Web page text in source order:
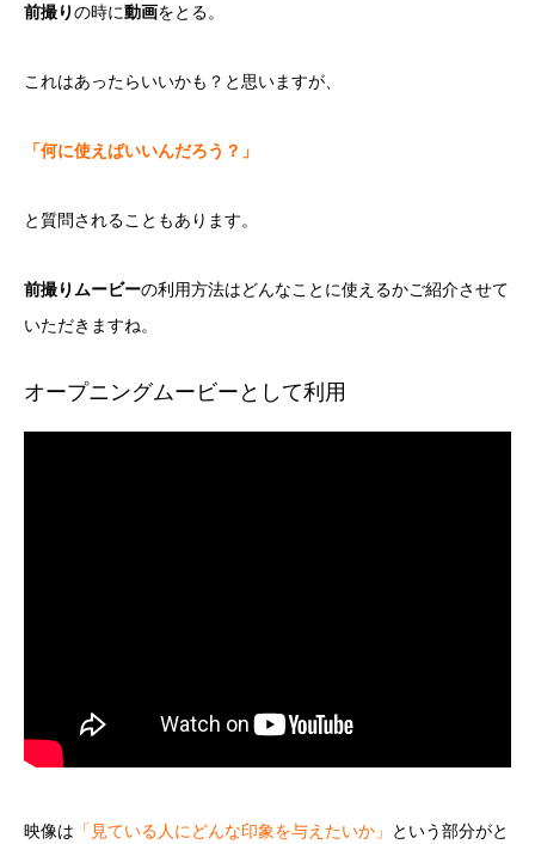
前撮り の時に動画をとる。
これはあったらいいかも？と思いますが、
「何に使えばいいんだろう？」
と質問されることもあります。
前撮りムービーの利用方法はどんなことに使えるかご紹介させて
いただきますね。
オープニングムービーとして利用
映像は 「見ている人にどんな印象を与えたいか」
という部分がと